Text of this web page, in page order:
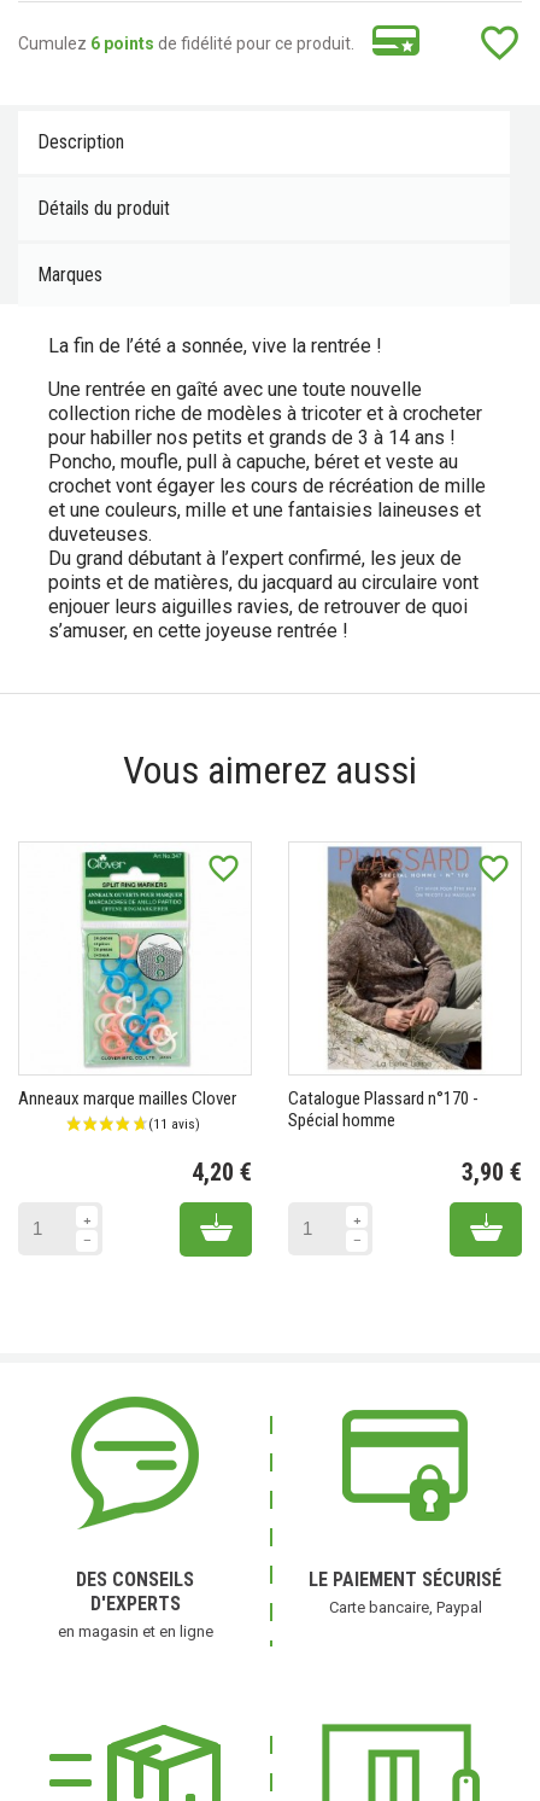
favorite_border
Cumulez 6 points de fidélité pour ce produit.
Description
Détails du produit
Marques
La fin de l’été a sonnée, vive la rentrée !
Une rentrée en gaîté avec une toute nouvelle
collection riche de modèles à tricoter et à crocheter
pour habiller nos petits et grands de 3 à 14 ans !
Poncho, moufle, pull à capuche, béret et veste au
crochet vont égayer les cours de récréation de mille
et une couleurs, mille et une fantaisies laineuses et
duveteuses.
Du grand débutant à l’expert confirmé, les jeux de
points et de matières, du jacquard au circulaire vont
enjouer leurs aiguilles ravies, de retrouver de quoi
s’amuser, en cette joyeuse rentrée !
Vous aimerez aussi
favorite_border
Anneaux marque mailles Clover
4,20 €
Add to cart
favorite_border
Catalogue Plassard n°170 -
Spécial homme
3,90 €
Add
DES CONSEILS
D'EXPERTS
en magasin et en ligne
LE PAIEMENT SÉCURISÉ
Carte bancaire, Paypal